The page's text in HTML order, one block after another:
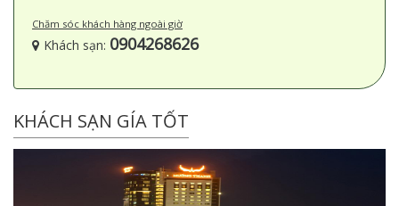
Chăm sóc khách hàng ngoài giờ
Khách sạn: 0904268626
KHÁCH SẠN GÍA TỐT